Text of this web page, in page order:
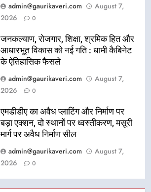
admin@gaurikaveri.com
August 7,
2026
0
जनकल्याण, रोजगार, शिक्षा, श्रमिक हित और
आधारभूत विकास को नई गति : धामी कैबिनेट
के ऐतिहासिक फैसले
admin@gaurikaveri.com
August 7,
2026
0
एमडीडीए का अवैध प्लाटिंग और निर्माण पर
बड़ा एक्शन, दो स्थानों पर ध्वस्तीकरण, मसूरी
मार्ग पर अवैध निर्माण सील
admin@gaurikaveri.com
August 7,
2026
0